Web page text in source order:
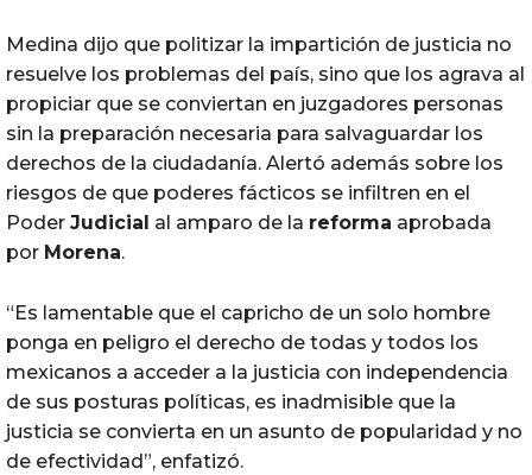
Medina dijo que politizar la impartición de justicia no
resuelve los problemas del país, sino que los agrava al
propiciar que se conviertan en juzgadores personas
sin la preparación necesaria para salvaguardar los
derechos de la ciudadanía. Alertó además sobre los
riesgos de que poderes fácticos se infiltren en el
Poder Judicial al amparo de la reforma aprobada
por Morena.
“Es lamentable que el capricho de un solo hombre
ponga en peligro el derecho de todas y todos los
mexicanos a acceder a la justicia con independencia
de sus posturas políticas, es inadmisible que la
justicia se convierta en un asunto de popularidad y no
de efectividad”, enfatizó.